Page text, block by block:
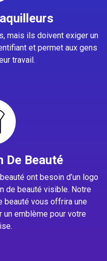
mais ils doivent exiger un
et permet aux gens
travail.
De Beauté
ont besoin d’un logo
de beauté visible. Notre
beauté vous offrira une
emblème pour votre